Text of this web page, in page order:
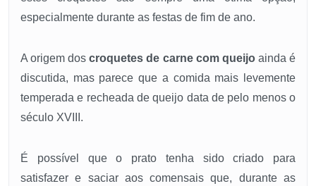
especialmente durante as festas de fim de ano.
A origem doscroquetes de carne com queijoainda é
discutida, mas parece que a comida mais levemente
temperada e recheada de queijo data de pelo menos o
século XVIII.
É possível que o prato tenha sido criado para
satisfazer e saciar aos comensais que, durante as